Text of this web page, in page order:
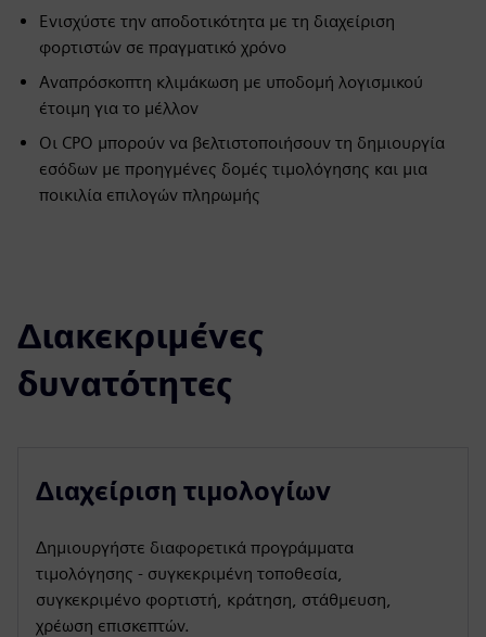
Ενισχύστε την αποδοτικότητα με τη διαχείριση
φορτιστών σε πραγματικό χρόνο
Αναπρόσκοπτη κλιμάκωση με υποδομή λογισμικού
έτοιμη για το μέλλον
Οι CPO μπορούν να βελτιστοποιήσουν τη δημιουργία
εσόδων με προηγμένες δομές τιμολόγησης και μια
ποικιλία επιλογών πληρωμής
Διακεκριμένες
δυνατότητες
Διαχείριση τιμολογίων
Δημιουργήστε διαφορετικά προγράμματα
τιμολόγησης - συγκεκριμένη τοποθεσία,
συγκεκριμένο φορτιστή, κράτηση, στάθμευση,
χρέωση επισκεπτών.